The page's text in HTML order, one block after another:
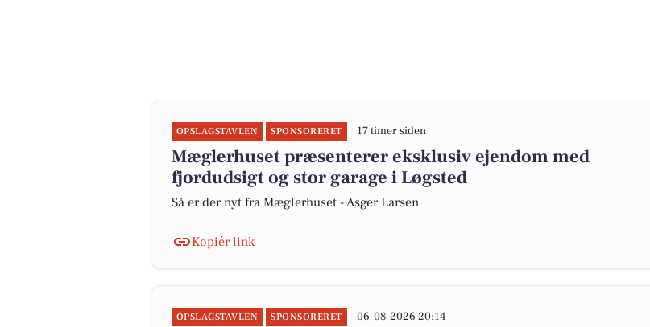
OPSLAGSTAVLEN SPONSORERET 17 timer siden
Mæglerhuset præsenterer eksklusiv ejendom med
fjordudsigt og stor garage i Løgsted
Så er der nyt fra Mæglerhuset - Asger Larsen
Kopiér link
OPSLAGSTAVLEN SPONSORERET 06-08-2026 20:14